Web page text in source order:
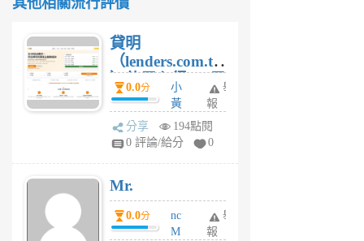
其他相關流行評價
貸明
（lenders.com.tw
）使用心得 — 民
間貸款比較平台
體驗
0.0分
小
黃
蜂
1
舉
報
分享
194點閱
0 評論/給分
0
Mr.
0.0分
nc
M
舉
報